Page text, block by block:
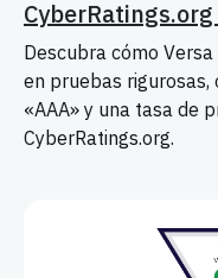
Descubra cómo
en pruebas
«AAA» y una tasa de
CyberRatings.org.